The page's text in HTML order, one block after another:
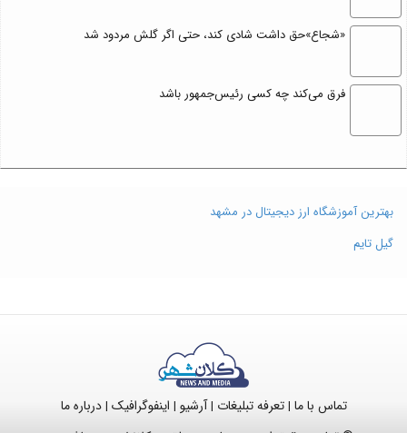
«شجاع»حق داشت شادی کند، حتی اگر گلش مردود شد
فرق می‌کند چه کسی رئیس‌جمهور باشد
بهترین آموزشگاه ارز دیجیتال در مشهد
گیل تایم
تماس با ما |تعرفه تبلیغات |آرشیو | اینفوگرافیک |درباره ما